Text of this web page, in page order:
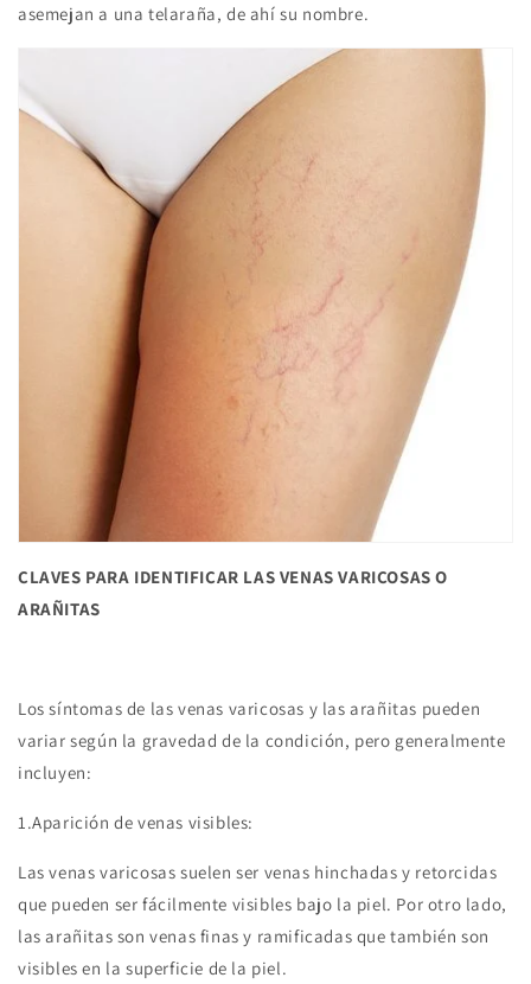
asemejan a una telaraña, de ahí su nombre.
CLAVES PARA IDENTIFICAR LAS VENAS VARICOSAS O
ARAÑITAS
Los síntomas de las venas varicosas y las arañitas pueden
variar según la gravedad de la condición, pero generalmente
incluyen:
1.Aparición de venas visibles:
Las venas varicosas suelen ser venas hinchadas y retorcidas
que pueden ser fácilmente visibles bajo la piel. Por otro lado,
las arañitas son venas finas y ramificadas que también son
visibles en la superficie de la piel.